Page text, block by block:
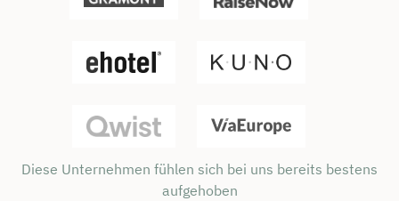
Diese Unternehmen fühlen sich bei uns bereits bestens
aufgehoben